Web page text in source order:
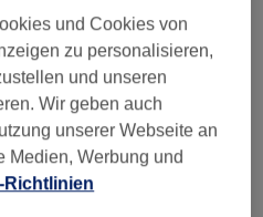
10:00
–19:00
–19:00
10:00 –
20:00
Geschlossen
leiden? Nicht bei
und Cookies von
zu personalisieren,
und unseren
Wir geben auch
unserer Webseite an
Medien, Werbung und
Richtlinien